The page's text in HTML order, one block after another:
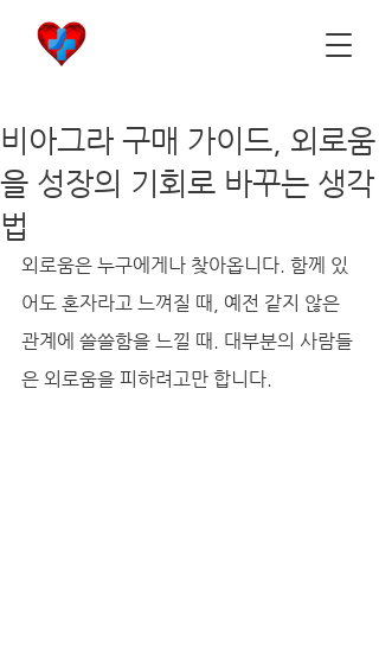
비아그라 구매 가이드, 외로움
을 성장의 기회로 바꾸는 생각
법
외로움은 누구에게나 찾아옵니다. 함께 있
어도 혼자라고 느껴질 때, 예전 같지 않은
관계에 쓸쓸함을 느낄 때. 대부분의 사람들
은 외로움을 피하려고만 합니다.